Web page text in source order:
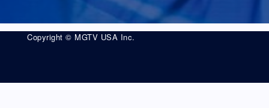
Copyright © MGTV USA Inc.